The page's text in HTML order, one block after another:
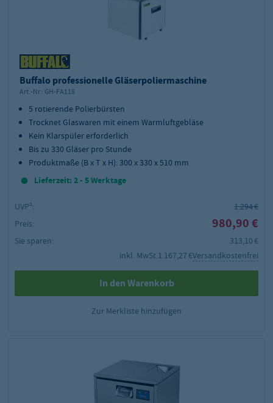
Buffalo professionelle Gläserpoliermaschine
Art.-Nr.: GH-FA118
5 rotierende Polierbürsten
Trocknet Glaswaren mit einem Warmluftgebläse
Kein Klarspüler erforderlich
Bis zu 330 Gläser pro Stunde
Produktmaße (B x T x H): 300 x 330 x 510 mm
Lieferzeit: 2 - 5 Werktage
UVP²:
1.294 €
Preis:
980,90 €
Sie sparen:
313,10 €
inkl. MwSt.1.167,27 €Versandkostenfrei
In den Warenkorb
Zur Merkliste hinzufügen